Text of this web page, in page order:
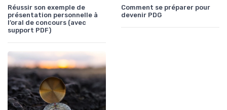
Réussir son exemple de
présentation personnelle à
l’oral de concours (avec
support PDF)
Comment se préparer pour
devenir PDG